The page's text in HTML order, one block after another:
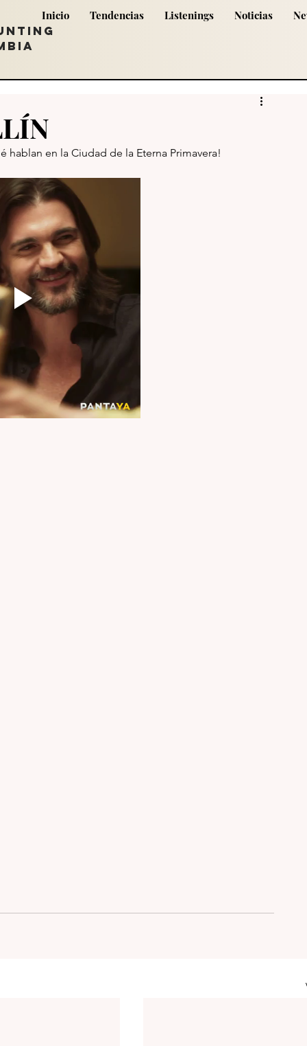
Inicio Tendencias Listenings Noticias
en la Ciudad de la Eterna Primavera!